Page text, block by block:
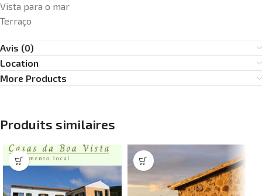
Vista para o mar
Terraço
Avis (0)
Location
More Products
Produits similaires